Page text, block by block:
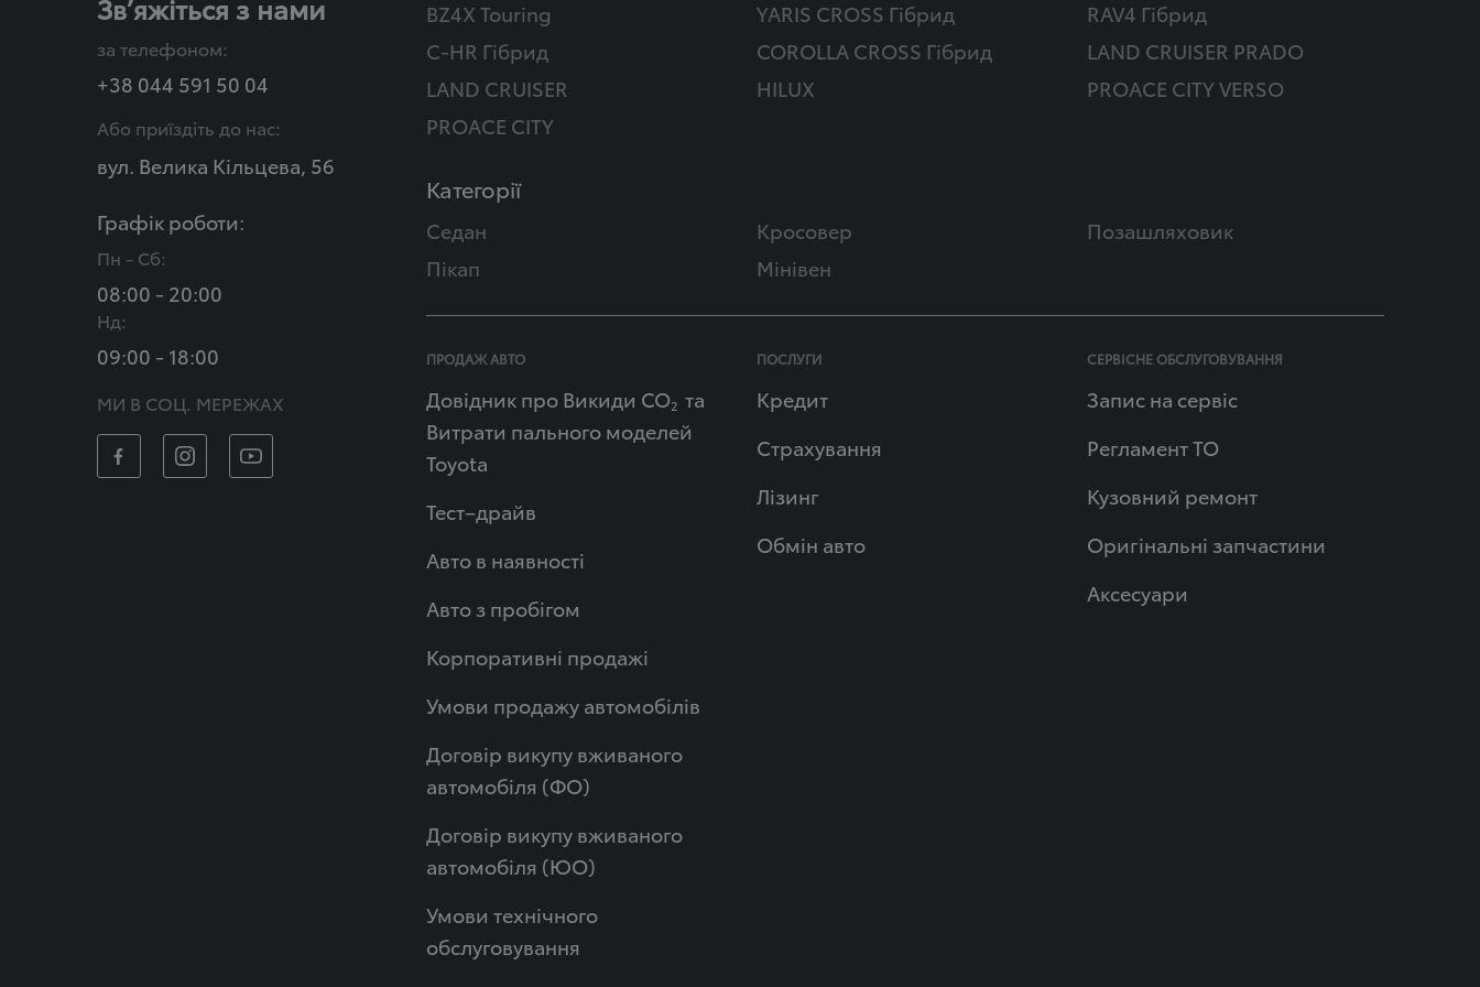
Зв’яжіться з нами
за телефоном:
+38 044 591 50 04
Або приїздіть до нас:
вул. Велика Кільцева, 56
Графік роботи:
Пн - Сб:
08:00 - 20:00
Нд:
09:00 - 18:00
МИ В СОЦ. МЕРЕЖАХ
BZ4X Touring
YARIS CROSS Гібрид
RAV4 Гібрид
C-HR Гібрид
COROLLA CROSS Гібрид
LAND CRUISER PRADO
LAND CRUISER
HILUX
PROACE CITY VERSO
PROACE CITY
Категорії
Седан Кросовер
Позашляховик
Пікап
Мінівен
ПРОДАЖ АВТО
Довідник про Викиди СО2 та
Витрати пального моделей
Toyota
Тест–драйв
Авто в наявності
Авто з пробігом
Корпоративні продажі
Умови продажу автомобілів
Договір викупу вживаного
автомобіля (ФО)
Договір викупу вживаного
автомобіля (ЮО)
Умови технічного
обслуговування
ПОСЛУГИ
Кредит
Страхування
Лізинг
Обмін авто
СЕРВІСНЕ ОБСЛУГОВУВАННЯ
Запис на сервіс
Регламент ТО
Кузовний ремонт
Оригінальні запчастини
Аксесуари